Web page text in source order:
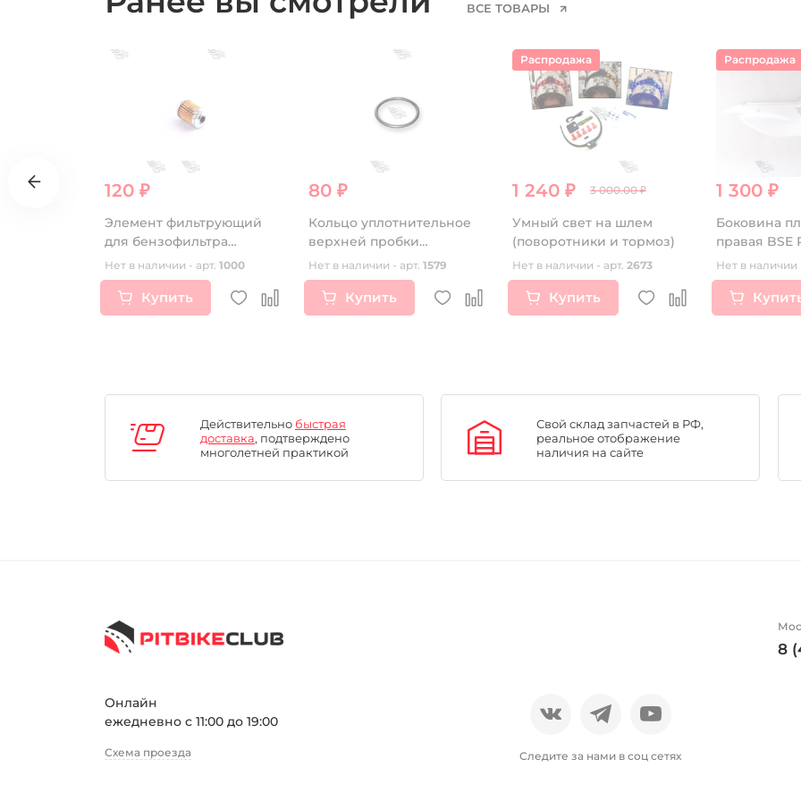
ВСЕ ТОВАРЫ
120 ₽
Элемент фильтрующий
для бензофильтра
сменный
Нет в наличии - арт. 1000
Купить
80 ₽
Кольцо уплотнительное
верхней пробки
110/125/140
Нет в наличии - арт. 1579
Купить
Распродажа
1 240 ₽ 3 000.00 ₽
Умный свет на шлем
(поворотники и тормоз)
Нет в наличии - арт. 2673
Купить
Распродажа
1 300 ₽
Боковина
правая BSE
Нет в наличии
Действительно быстрая
доставка, подтверждено
многолетней практикой
Свой склад запчастей в РФ,
реальное отображение
наличия на сайте
8
Онлайн
ежедневно с 11:00 до 19:00
Схема проезда Следите за нами в соц сетях